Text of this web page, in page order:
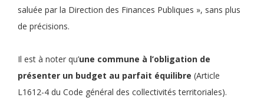
saluée par la Direction des Finances Publiques », sans plus
de précisions.
Il est à noter qu’une commune à l’obligation de
présenter un budget au parfait équilibre (Article
L1612-4 du Code général des collectivités territoriales).